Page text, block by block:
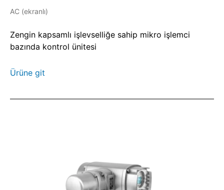
AC (ekranlı)
Zengin kapsamlı işlevselliğe sahip mikro işlemci
bazında kontrol ünitesi
Ürüne git